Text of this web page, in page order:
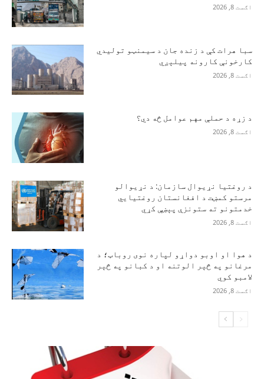
اګست 8, 2026
سبا هرات کې د زنده جان د سیمنټو تولیدي
کارخونې کارونه پیلېږي
اګست 8, 2026
د زړه د حملې مهم عوامل څه دي؟
اګست 8, 2026
د روغتیا نړیوال سازمان: د نړیوالو
مرستو کمښت د افغانستان روغتیايي
خدمتونو ته ستونزې پېښې کړي
اګست 8, 2026
د هوا او اوبو دواړو لپاره نوی روباټ؛ د
مرغانو په څېر الوتنه او د کبانو په څېر
لامبو کوي
اګست 8, 2026